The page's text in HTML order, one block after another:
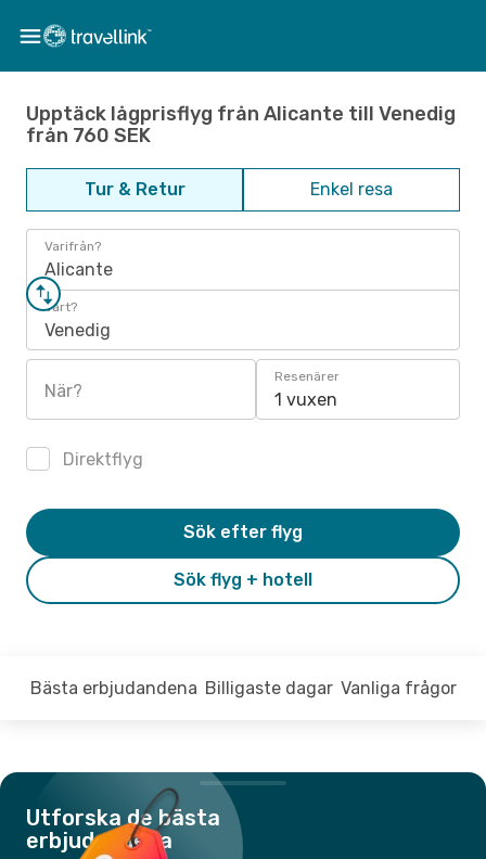
Upptäck lågprisflyg från Alicante till Venedig
från 760 SEK
Tur & Retur Enkel resa
Varifrån?
Alicante
Vart?
Venedig
När?
Resenärer
1 vuxen
Direktflyg
Sök flyg + hotell
Sök efter flyg
Bästa erbjudandena Billigaste dagar Vanliga frågor
Utforska de bästa
erbjudandena